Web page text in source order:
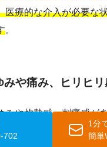
医療的な介入が必要な
。
みや痛み、ヒリヒリ
みや灼熱感、刺痛感が
ー性皮膚炎の関与が考
702
1分
簡単